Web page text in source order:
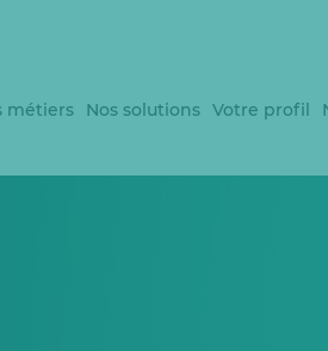
métiers Nos solutions Votre profil